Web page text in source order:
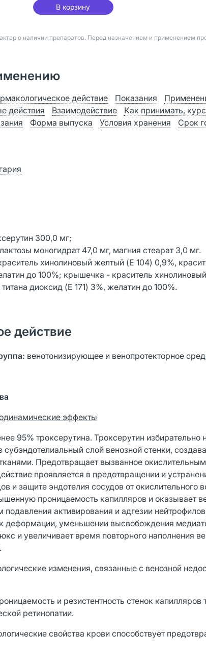
В корзину
о наличии препаратов. Перед назначением и применением
действие Показания
действия Взаимодействие Как принимать,
Форма выпуска Условия хранения Срок
300,0 мг;
моногидрат 47,0 мг, магния стеарат 3,0 мг.
хинолиновый желтый (E 104) 0,9%,
до 100%; крышечка - краситель
диоксид (E 171) 3%, желатин до 100%.
действие
венотонизирующее и венопротекторное
эффекты
95% троксерутина. Троксерутин избирательно
субэндотелиальный слой венозной стенки,
Предотвращает вызванное
проявляется в предотвращении и
и защите эндотелия сосудов от окислительного
проницаемость капилляров и оказывает
подавления активирования и адгезии
деформации, уменьшении высвобождения
и увеличивает время повторного наполнения
изменения, связанные с венозной
и резистентность стенок
ретинопатии.
свойства крови способствует